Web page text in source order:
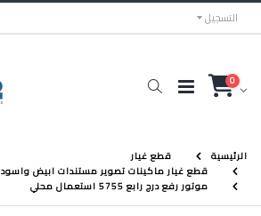
التسجيل
0
الرئيسية
قطع غيار
قطع غيار ماكينات تصوير مستندات ابيض واسود
موتور رفع درج رابع 5755 استعمال محلي